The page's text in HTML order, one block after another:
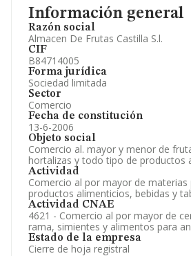
Información general
Razón social
Almacen De Frutas Castilla S.l.
CIF
B84714005
Forma jurídica
Sociedad limitada
Sector
Comercio
Fecha de constitución
13-6-2006
Objeto social
Comercio al. mayor y menor de
hortalizas y todo tipo de productos
Actividad
Comercio al por mayor de materias
productos alimenticios, bebidas y
Actividad CNAE
4621 - Comercio al por mayor de
rama, simientes y alimentos para
Estado de la empresa
Cierre de hoja registral
Información oficial y registral